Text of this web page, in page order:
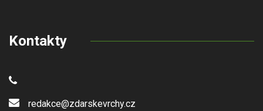
Kontakty
redakce@zdarskevrchy.cz